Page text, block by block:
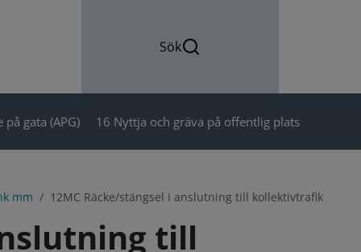
Sök
på gata (APG) 16 Nyttja och gräva på offentlig plats
mm 12MC Räcke/stängsel i anslutning till kollektivtrafik
till